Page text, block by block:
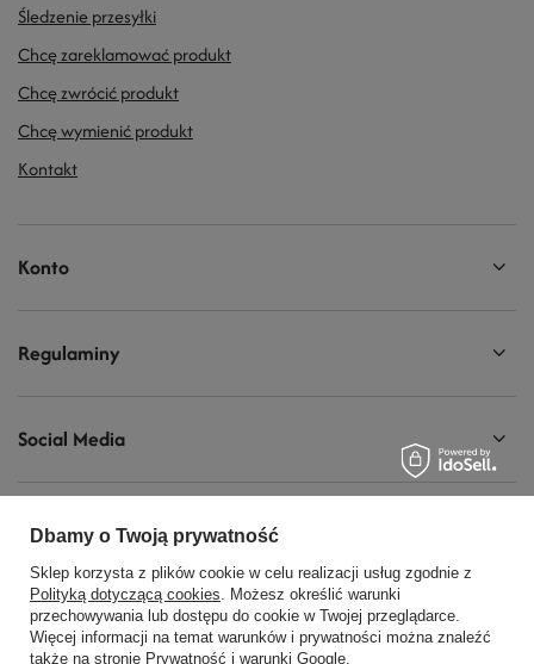
Śledzenie przesyłki
Chcę zareklamować produkt
Chcę zwrócić produkt
Chcę wymienić produkt
Kontakt
Konto
Regulaminy
Social Media
728440077 biuro@modelarnia.pl
Modelarnia,Armii Krajowej 20/9 ,26-200 Końskie
Dbamy o Twoją prywatność
Sklep korzysta z plików cookie w celu realizacji usług zgodnie z
Polityką dotyczącą cookies. Możesz określić warunki
przechowywania lub dostępu do cookie w Twojej przeglądarce.
Więcej informacji na temat warunków i prywatności można znaleźć
także na stronie Prywatność i warunki Google.